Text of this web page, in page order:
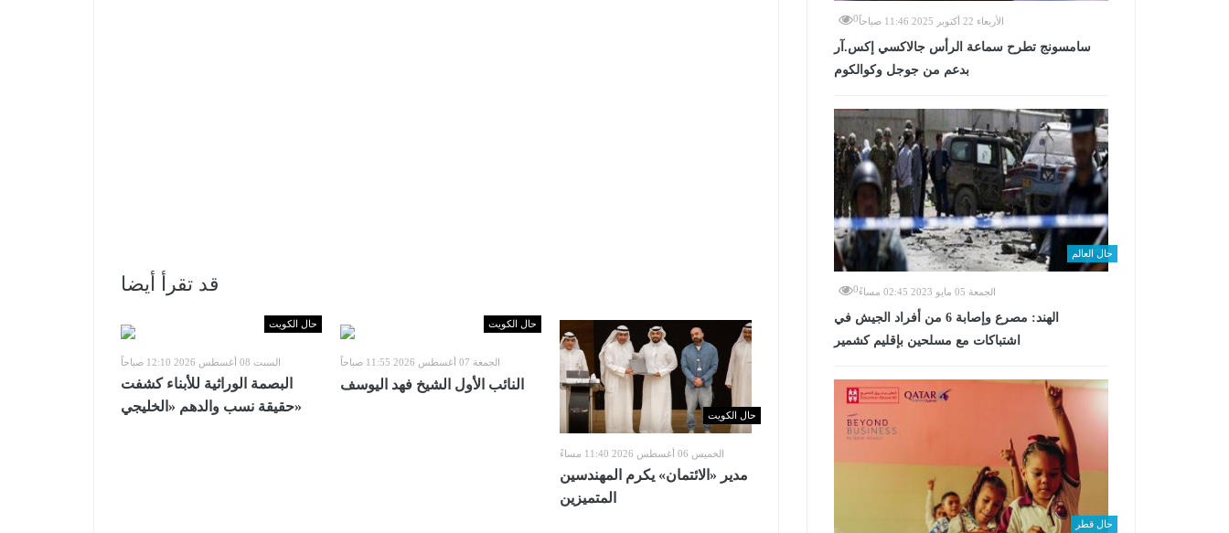
قد تقرأ أيضا
حال الكويت
السبت 08 أغسطس 2026 12:10 صباحاً
البصمة الوراثية للأبناء كشفت
حقيقة نسب والدهم «الخليجي»
حال الكويت
الجمعة 07 أغسطس 2026 11:55 صباحاً
النائب الأول الشيخ فهد اليوسف
حال الكويت
الخميس 06 أغسطس 2026 11:40 مساءً
مدير «الائتمان» يكرم المهندسين
المتميزين
الأربعاء 22 أكتوبر 2025 11:46 صباحاً 0
سامسونج تطرح سماعة الرأس جالاكسي إكس.آر
بدعم من جوجل وكوالكوم
حال العالم
الجمعة 05 مايو 2023 02:45 مساءً 0
الهند: مصرع وإصابة 6 من أفراد الجيش في
اشتباكات مع مسلحين بإقليم كشمير
حال قطر